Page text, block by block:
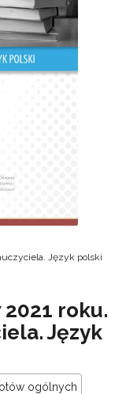
Język polski
roku.
Język
ogólnych